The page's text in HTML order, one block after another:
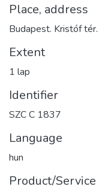
Place, address
Budapest. Kristóf tér.
Extent
1 lap
Identifier
SZC C 1837
Language
hun
Product/Service